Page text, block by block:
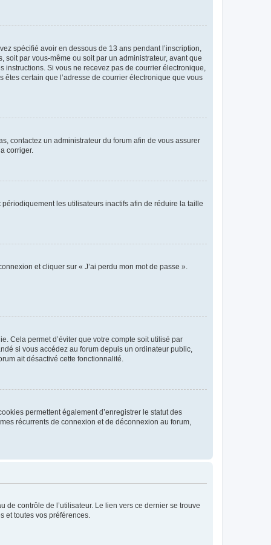
spécifié avoir en dessous de 13 ans pendant l’inscription,
par vous-même ou soit par un administrateur, avant que
Si vous ne recevez pas de courrier électronique,
certain que l’adresse de courrier électronique que vous
contactez un administrateur du forum afin de vous assurer
corriger.
les utilisateurs inactifs afin de réduire la taille
et cliquer sur « J’ai perdu mon mot de passe ».
Cela permet d’éviter que votre compte soit utilisé par
si vous accédez au forum depuis un ordinateur public,
ait désactivé cette fonctionnalité.
permettent également d’enregistrer le statut des
récurrents de connexion et de déconnexion au forum,
contrôle de l’utilisateur. Le lien vers ce dernier se trouve
et toutes vos préférences.